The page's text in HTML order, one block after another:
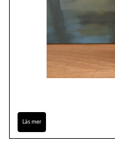
Läs mer